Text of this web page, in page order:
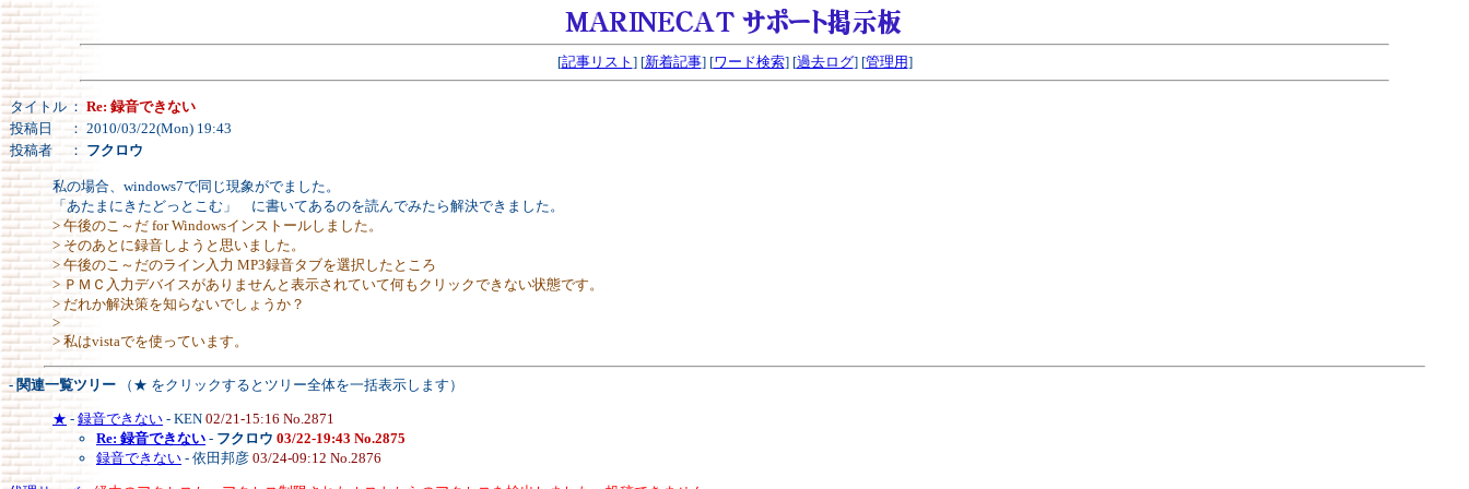
[記事リスト ] [新着記事] [ワード検索] [過去ログ] [管理用]
タイトル ： Re: 録音できない
投稿日
： 2010/03/22(Mon) 19:43
投稿者
： フクロウ
私の場合、windows7で同じ現象がでました。
「あたまにきたどっとこむ」 に書いてあるのを読んでみたら解決できました。
> 午後のこ～だ for Windowsインストールしました。
> そのあとに録音しようと思いました。
> 午後のこ～だのライン入力 MP3録音タブを選択したところ
> ＰＭＣ入力デバイスがありませんと表示されていて何もクリックできない状態です。
> だれか解決策を知らないでしょうか？
>
> 私はvistaでを使っています。
- 関連一覧ツリー （★ をクリックするとツリー全体を一括表示します）
★ - 録音できない - KEN 02/21-15:16 No.2871
Re: 録音できない - フクロウ 03/22-19:43 No.2875
録音できない - 依田邦彦 03/24-09:12 No.2876